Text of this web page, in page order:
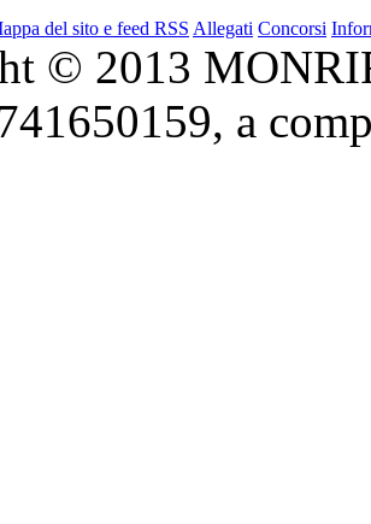
del sito e feed RSS Allegati Concorsi
© 2013
a